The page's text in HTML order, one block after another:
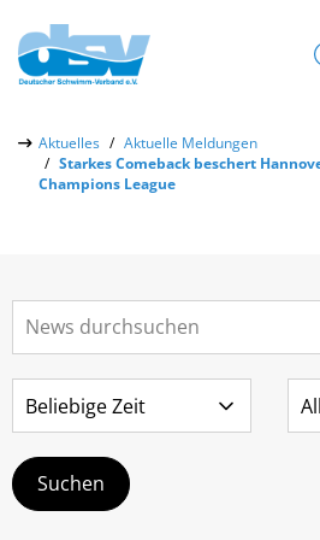
Aktuelles
Aktuelle Meldungen
Starkes Comeback beschert
Champions League
Über uns
Aktuelles
Leistungs- & Wettkampfsport
Schwimmen lernen
Sportentwicklung
Service
Vereinsfinder
Lizenzwesen
Zentrale Hinweisstelle
Anti-Doping
Recht auf sicheren Schwimmsport
Abteilungen